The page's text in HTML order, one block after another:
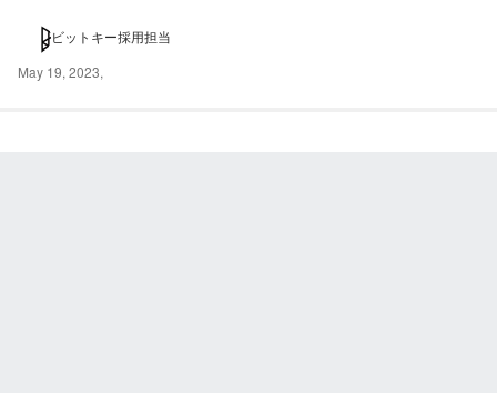
は、会社として大切にしたい価値観であり、働くメンバーにとっては行
動指針として浸透しているもの...
ビットキー採用担当
May 19, 2023,